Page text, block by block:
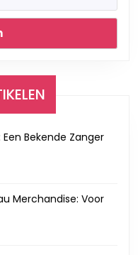
Bekende Zanger
Merchandise: Voor